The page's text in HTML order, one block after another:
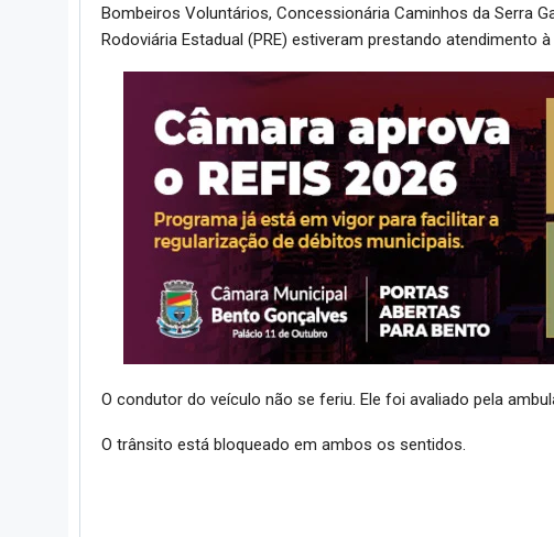
Bombeiros Voluntários, Concessionária Caminhos da Serra
Rodoviária Estadual (PRE) estiveram prestando atendimento
O condutor do veículo não se feriu. Ele foi avaliado pela
O trânsito está bloqueado em ambos os sentidos.